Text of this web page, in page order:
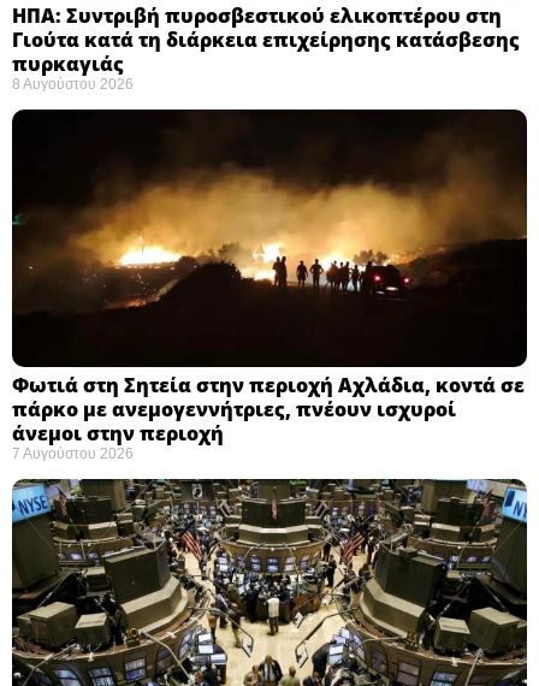
ΗΠΑ: Συντριβή πυροσβεστικού ελικοπτέρου στη
Γιούτα κατά τη διάρκεια επιχείρησης κατάσβεσης
πυρκαγιάς ​
8 Αυγούστου 2026
Φωτιά στη Σητεία στην περιοχή Αχλάδια, κοντά σε
πάρκο με ανεμογεννήτριες, πνέουν ισχυροί
άνεμοι στην περιοχή
7 Αυγούστου 2026